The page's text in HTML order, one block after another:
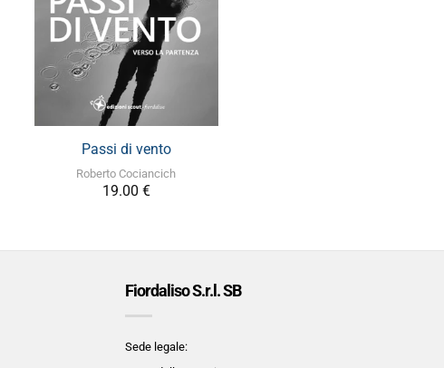
Passi di vento
Roberto Cociancich
19.00 €
Fiordaliso S.r.l. SB
Sede legale: